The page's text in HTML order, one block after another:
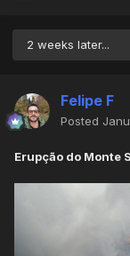
2 weeks later...
Felipe F
Posted
Erupção do Monte